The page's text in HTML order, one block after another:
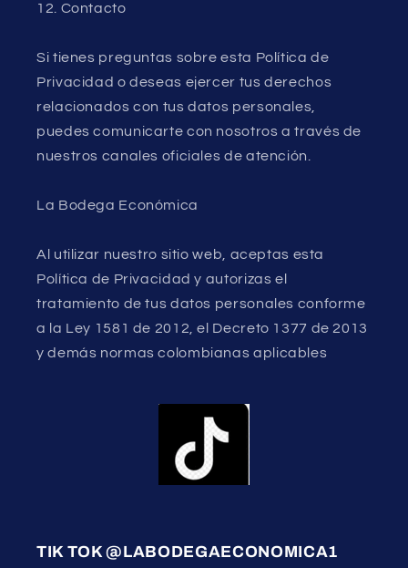
12. Contacto
Si tienes preguntas sobre esta Política de
Privacidad o deseas ejercer tus derechos
relacionados con tus datos personales,
puedes comunicarte con nosotros a través de
nuestros canales oficiales de atención.
La Bodega Económica
Al utilizar nuestro sitio web, aceptas esta
Política de Privacidad y autorizas el
tratamiento de tus datos personales conforme
a la Ley 1581 de 2012, el Decreto 1377 de 2013
y demás normas colombianas aplicables
TIK TOK @LABODEGAECONOMICA1